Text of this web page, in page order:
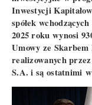
Inwestycji
spółek
2025 roku wynosi
Umowy ze
realizowanych
S.A. i są ostatnimi